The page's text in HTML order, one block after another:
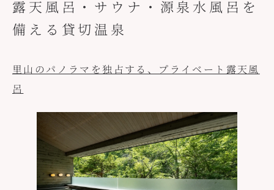
露天風呂・サウナ・源泉水風呂を
備える貸切温泉
里山のパノラマを独占する、プライベート露天風
呂